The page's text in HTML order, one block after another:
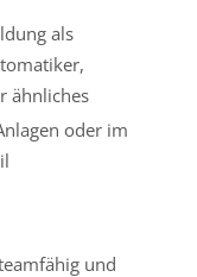
als
ähnliches
oder im
und